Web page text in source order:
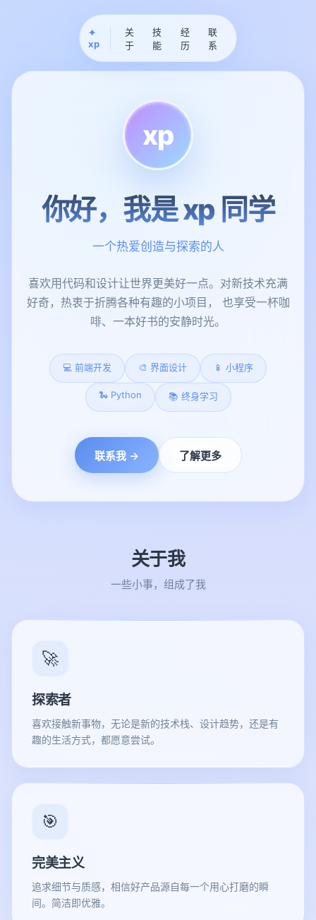
✦
xp
关
于
技
能
经
历
联
系
xp
你好，我是 xp 同学
一个热爱创造与探索的人
喜欢用代码和设计让世界更美好一点。对新技术充满
好奇，热衷于折腾各种有趣的小项目， 也享受一杯咖
啡、一本好书的安静时光。
💻 前端开发 🎨 界面设计 📱 小程序
🐍 Python 📚 终身学习
联系我 → 了解更多
关于我
一些小事，组成了我
🚀
探索者
喜欢接触新事物，无论是新的技术栈、设计趋势，还是有
趣的生活方式，都愿意尝试。
🎯
完美主义
追求细节与质感，相信好产品源自每一个用心打磨的瞬
间。简洁即优雅。